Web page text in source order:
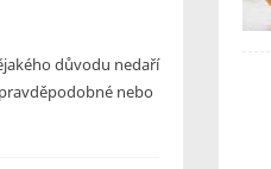
důvodu nedaří
nebo